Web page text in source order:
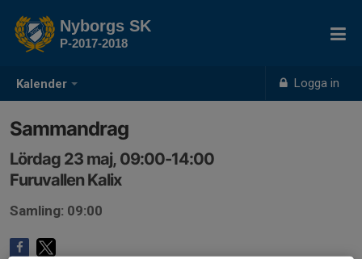
Kalender Logga in
Nyborgs SK
P-2017-2018
Sammandrag
Lördag 23 maj, 09:00-14:00
Furuvallen Kalix
Samling: 09:00